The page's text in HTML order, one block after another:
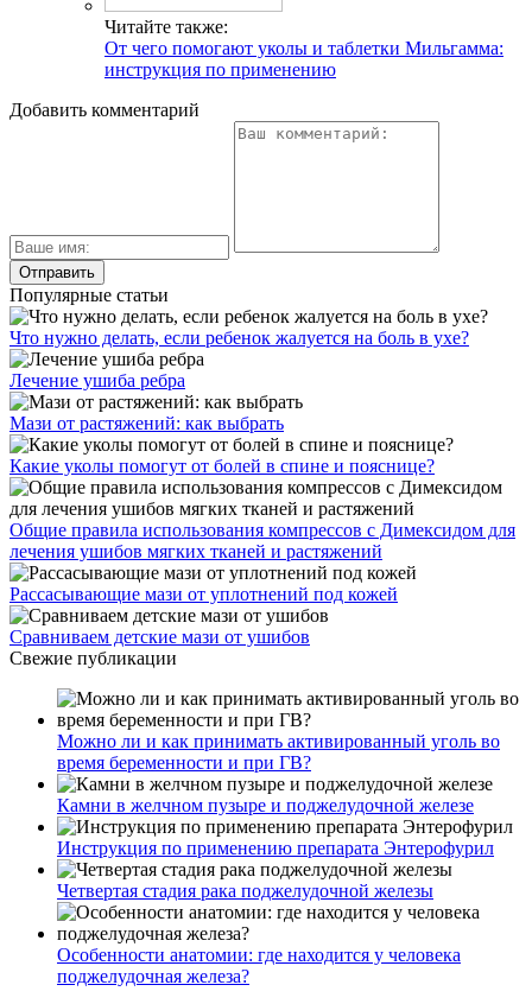
Читайте также:
От чего помогают уколы и таблетки Мильгамма:
инструкция по применению
Добавить комментарий
Популярные статьи
Что нужно делать, если ребенок жалуется на боль в ухе?
Лечение ушиба ребра
Мази от растяжений: как выбрать
Какие уколы помогут от болей в спине и пояснице?
Общие правила использования компрессов с Димексидом для
лечения ушибов мягких тканей и растяжений
Рассасывающие мази от уплотнений под кожей
Сравниваем детские мази от ушибов
Свежие публикации
Можно ли и как принимать активированный уголь во
время беременности и при ГВ?
Камни в желчном пузыре и поджелудочной железе
Инструкция по применению препарата Энтерофурил
Четвертая стадия рака поджелудочной железы
Особенности анатомии: где находится у человека
поджелудочная железа?